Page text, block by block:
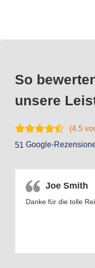
So
unsere
(4.5
51 Google-
Joe Smith
Danke für die tolle